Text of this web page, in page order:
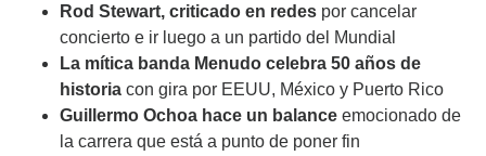
Rod Stewart, criticado en redes por cancelar
concierto e ir luego a un partido del Mundial
La mítica banda Menudo celebra 50 años de
historia con gira por EEUU, México y Puerto Rico
Guillermo Ochoa hace un balance emocionado de
la carrera que está a punto de poner fin